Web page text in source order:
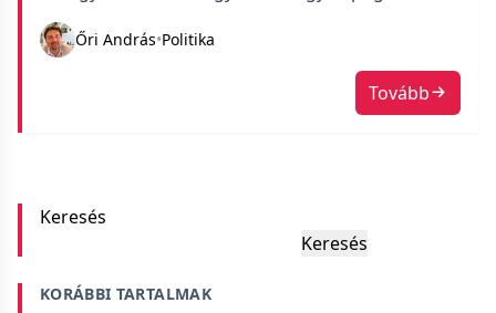
Őri András•Politika
Tovább
Keresés
Keresés
KORÁBBI TARTALMAK